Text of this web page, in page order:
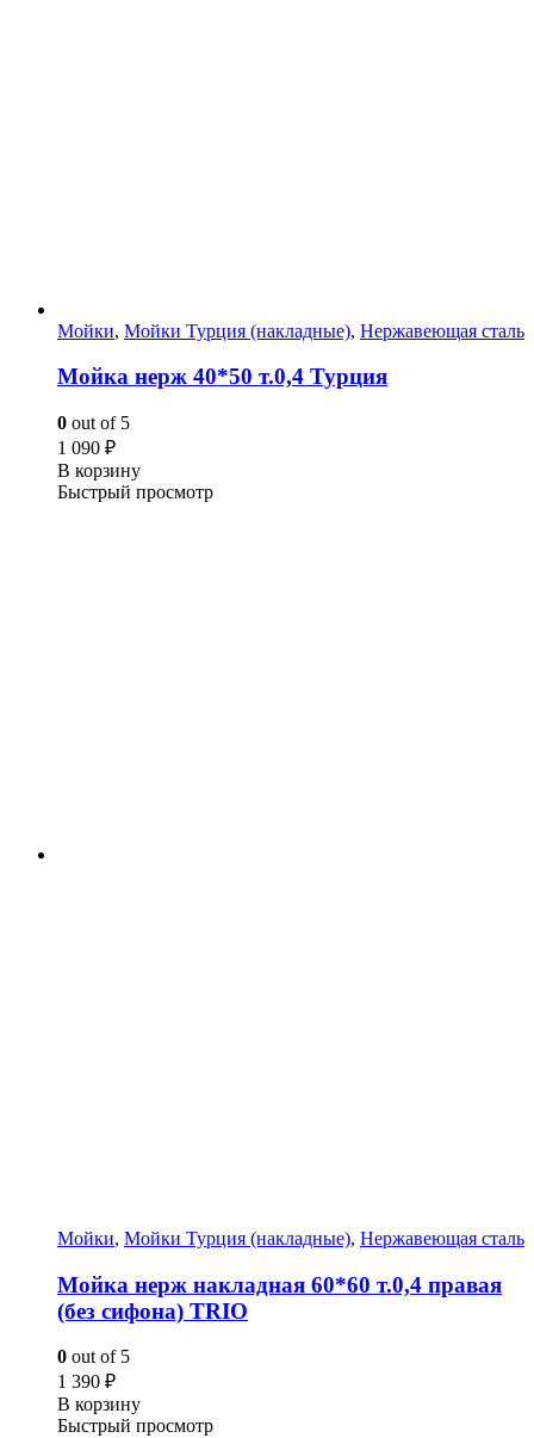
Мойки, Мойки Турция (накладные), Нержавеющая сталь
Мойка нерж 40*50 т.0,4 Турция
0 out of 5
1 090 ₽
В корзину
Быстрый просмотр
Мойки, Мойки Турция (накладные), Нержавеющая сталь
Мойка нерж накладная 60*60 т.0,4 правая
(без сифона) TRIO
0 out of 5
1 390 ₽
В корзину
Быстрый просмотр